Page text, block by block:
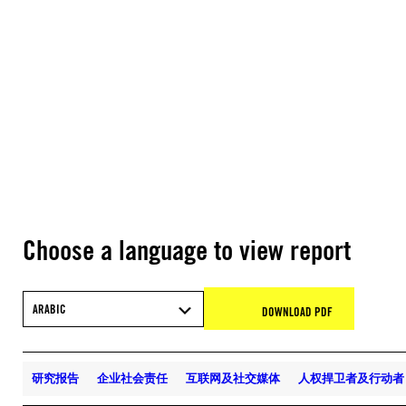
Choose a language to view report
ARABIC DOWNLOAD PDF
研究报告 企业社会责任 互联网及社交媒体 人权捍卫者及行动者